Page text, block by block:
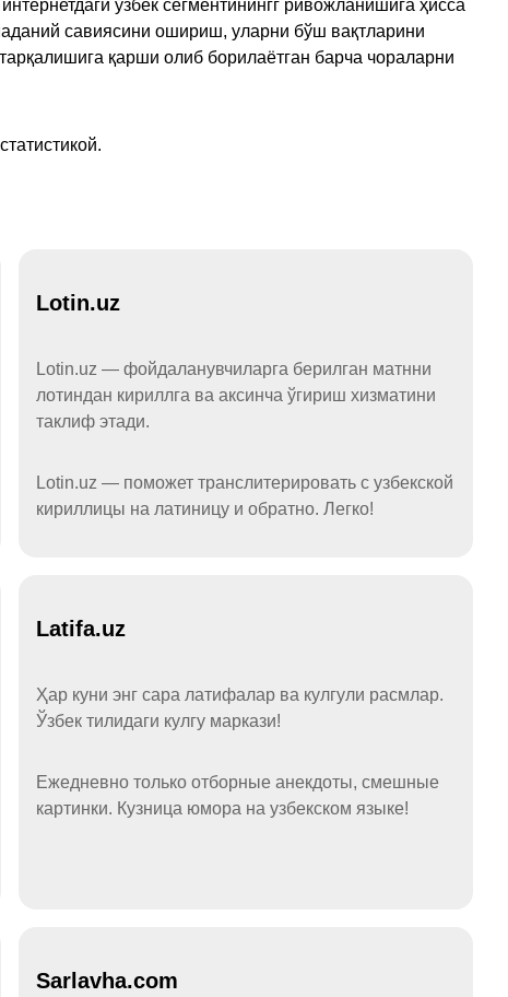
ўзбек сегментинингг ривожланишига ҳисса
савиясини ошириш, уларни бўш вақтларини
қарши олиб борилаётган барча чораларни
Lotin.uz
Lotin.uz — фойдаланувчиларга берилган матнни
лотиндан кириллга ва аксинча ўгириш хизматини
таклиф этади.
Lotin.uz — поможет транслитерировать с узбекской
кириллицы на латиницу и обратно. Легко!
Latifa.uz
Ҳар куни энг сара латифалар ва кулгули расмлар.
Ўзбек тилидаги кулгу маркази!
Ежедневно только отборные анекдоты, смешные
картинки. Кузница юмора на узбекском языке!
Sarlavha.com